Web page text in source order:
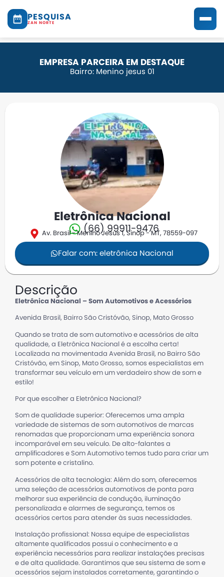
PESQUISA
ZAN NORTE
EMPRESA PARCEIRA EM DESTAQUE
Bairro: Menino jesus 01
Eletrônica Nacional
(66) 99911-9476
Av. Brasil - Menino Jesus 1, Sinop - MT, 78559-097
Falar com: eletrônica Nacional
Descrição
Eletrônica Nacional – Som Automotivos e Acessórios
Avenida Brasil, Bairro São Cristóvão, Sinop, Mato Grosso
Quando se trata de som automotivo e acessórios de alta
qualidade, a Eletrônica Nacional é a escolha certa!
Localizada na movimentada Avenida Brasil, no Bairro São
Cristóvão, em Sinop, Mato Grosso, somos especialistas em
transformar seu veículo em um verdadeiro show de som e
estilo!
Por que escolher a Eletrônica Nacional?
Som de qualidade superior: Oferecemos uma ampla
variedade de sistemas de som automotivos de marcas
renomadas que proporcionam uma experiência sonora
incomparável em seu veículo. De alto-falantes a
amplificadores e Som Automotivo temos tudo para criar um
som potente e cristalino.
Acessórios de alta tecnologia: Além do som, oferecemos
uma seleção de acessórios automotivos de ponta para
melhorar sua experiência de condução, iluminação
personalizada e alarmes de segurança, temos os
acessórios certos para atender às suas necessidades.
Instalação profissional: Nossa equipe de especialistas
altamente qualificados possui o conhecimento e a
experiência necessários para realizar instalações precisas
e de alta qualidade. Garantimos que seu sistema de som e
acessórios sejam instalados corretamente, garantindo o